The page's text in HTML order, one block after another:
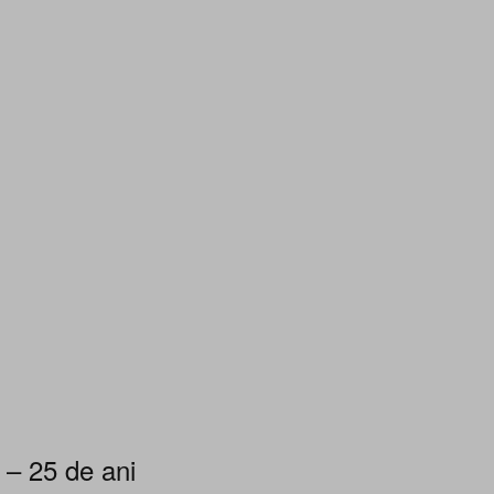
25 de ani